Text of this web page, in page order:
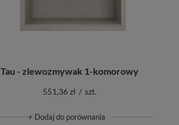
Tau - zlewozmywak 1-komorowy
551,36 zł / szt.
+ Dodaj do porównania